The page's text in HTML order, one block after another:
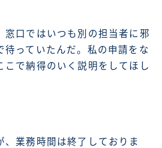
口ではいつも別の担当者に邪
待っていたんだ。私の申請をな
こで納得のいく説明をしてほし
業務時間は終了しておりま